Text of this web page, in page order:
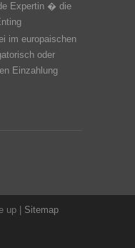
Expertin � die
im europaischen
oder
Einzahlung
up | Sitemap